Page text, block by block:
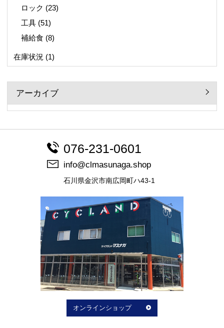
ロック (23)
工具 (51)
補給食 (8)
在庫状況 (1)
アーカイブ
076-231-0601
info@clmasunaga.shop
石川県金沢市南広岡町ハ43-1
オンラインショップ